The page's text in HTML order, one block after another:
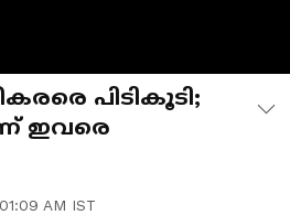
പിടികൂടി;
ഇവരെ
AM IST